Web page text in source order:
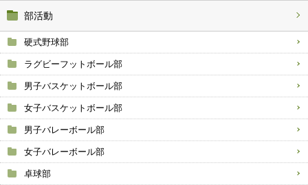
部活動
硬式野球部
ラグビーフットボール部
男子バスケットボール部
女子バスケットボール部
男子バレーボール部
女子バレーボール部
卓球部